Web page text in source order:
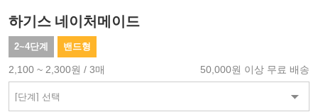
하기스 네이처메이드
2~4단계 밴드형
2,100 ~ 2,300원 / 3매 50,000원 이상 무료 배송